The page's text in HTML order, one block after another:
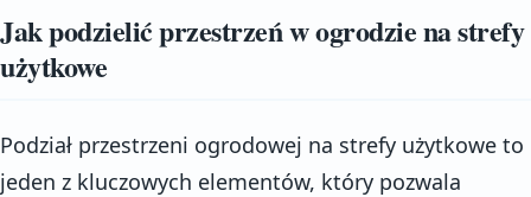
Jak podzielić przestrzeń w ogrodzie na strefy
użytkowe
Podział przestrzeni ogrodowej na strefy użytkowe to
jeden z kluczowych elementów, który pozwala